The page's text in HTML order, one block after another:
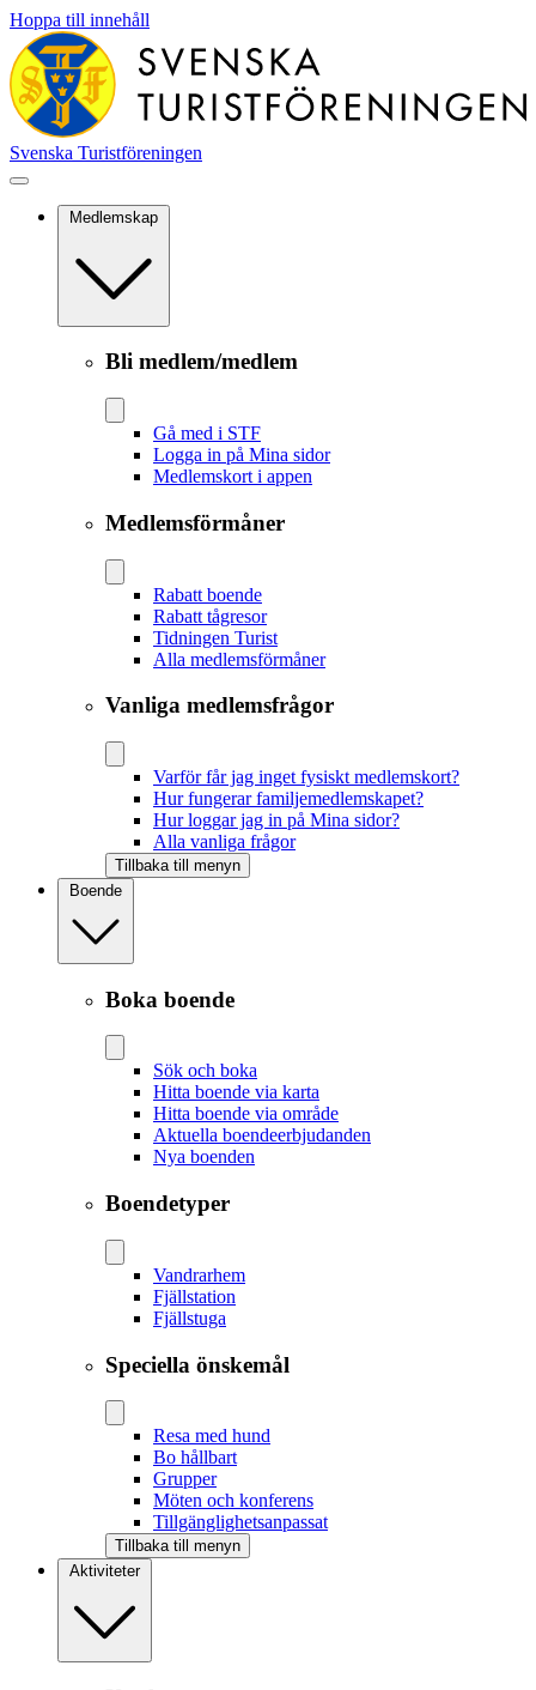
Hoppa till innehåll
Svenska Turistföreningen
Medlemskap
Bli medlem/medlem
Gå med i STF
Logga in på Mina sidor
Medlemskort i appen
Medlemsförmåner
Rabatt boende
Rabatt tågresor
Tidningen Turist
Alla medlemsförmåner
Vanliga medlemsfrågor
Varför får jag inget fysiskt medlemskort?
Hur fungerar familjemedlemskapet?
Hur loggar jag in på Mina sidor?
Alla vanliga frågor
Tillbaka till menyn
Boende
Boka boende
Sök och boka
Hitta boende via karta
Hitta boende via område
Aktuella boendeerbjudanden
Nya boenden
Boendetyper
Vandrarhem
Fjällstation
Fjällstuga
Speciella önskemål
Resa med hund
Bo hållbart
Grupper
Möten och konferens
Tillgänglighetsanpassat
Tillbaka till menyn
Aktiviteter